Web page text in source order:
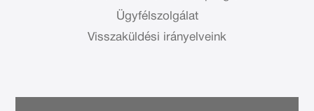
Ügyfélszolgálat
Visszaküldési irányelveink